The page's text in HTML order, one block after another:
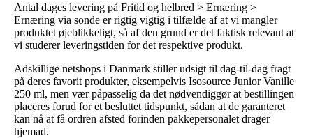
Antal dages levering på Fritid og helbred > Ernæring >
Ernæring via sonde er rigtig vigtig i tilfælde af at vi mangler
produktet øjeblikkeligt, så af den grund er det faktisk relevant at
vi studerer leveringstiden for det respektive produkt.
Adskillige netshops i Danmark stiller udsigt til dag-til-dag fragt
på deres favorit produkter, eksempelvis Isosource Junior Vanille
250 ml, men vær påpasselig da det nødvendiggør at bestillingen
placeres forud for et besluttet tidspunkt, sådan at de garanteret
kan nå at få ordren afsted forinden pakkepersonalet drager
hjemad.